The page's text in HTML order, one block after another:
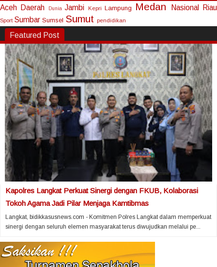
Aceh Daerah Dunia Jambi Kepri Lampung Medan Nasional Riau
Sport Sumbar Sumsel Sumut pendidikan
Featured Post
Kapolres Langkat Perkuat Sinergi dengan FKUB, Kolaborasi
Tokoh Agama Jadi Pilar Menjaga Kamtibmas
Langkat, bidikkasusnews.com - Komitmen Polres Langkat dalam memperkuat
sinergi dengan seluruh elemen masyarakat terus diwujudkan melalui pe...